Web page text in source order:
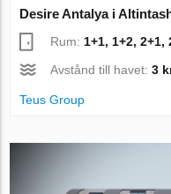
Desire Antalya i
Rum:1+1, 1+2, 2+1,
Avstånd till havet:3
Teus Group